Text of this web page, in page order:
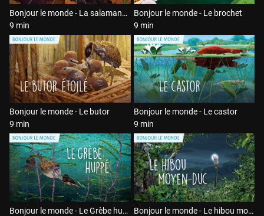
Bonjour le monde - La salamandre
9 min
Bonjour le monde - Le brochet
9 min
Bonjour le monde - Le butor
9 min
Bonjour le monde - Le castor
9 min
Bonjour le monde - Le Grèbe huppé
Bonjour le monde - Le hibou moyen-duc